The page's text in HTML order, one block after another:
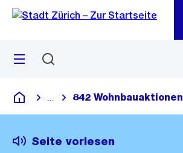
Navigation
Sprunglink
Menü
Deutsch
Blende alle Breadcrumbs ein
842 Wohnbauaktionen
Seite vorlesen